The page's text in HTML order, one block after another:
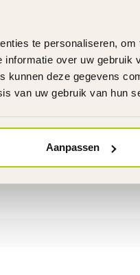
te personaliseren,
over uw
kunnen deze gegevens
van uw gebruik van hun
Aanpassen